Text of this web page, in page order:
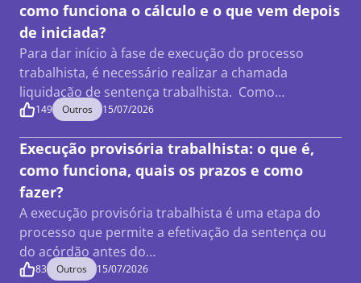
como funciona o cálculo e o que vem depois
de iniciada?
Para dar início à fase de execução do processo
trabalhista, é necessário realizar a chamada
liquidação de sentença trabalhista. Como…
149 Outros 15/07/2026
Execução provisória trabalhista: o que é,
como funciona, quais os prazos e como
fazer?
A execução provisória trabalhista é uma etapa do
processo que permite a efetivação da sentença ou
do acórdão antes do…
83 Outros 15/07/2026